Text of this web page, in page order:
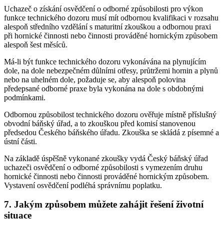
Uchazeč o získání osvědčení o odborné způsobilosti pro výkon
funkce technického dozoru musí mít odbornou kvalifikaci v rozsahu
alespoň středního vzdělání s maturitní zkouškou a odbornou praxi
při hornické činnosti nebo činnosti prováděné hornickým způsobem
alespoň šest měsíců.
Má-li být funkce technického dozoru vykonávána na plynujícím
dole, na dole nebezpečném důlními otřesy, průtržemi hornin a plynů
nebo na uhelném dole, požaduje se, aby alespoň polovina
předepsané odborné praxe byla vykonána na dole s obdobnými
podmínkami.
Odbornou způsobilost technického dozoru ověřuje místně příslušný
obvodní báňský úřad, a to zkouškou před komisí stanovenou
předsedou Českého báňského úřadu. Zkouška se skládá z písemné a
ústní části.
Na základě úspěšně vykonané zkoušky vydá Český báňský úřad
uchazeči osvědčení o odborné způsobilosti s vymezením druhu
hornické činnosti nebo činnosti prováděné hornickým způsobem.
Vystavení osvědčení podléhá správnímu poplatku.
7. Jakým způsobem můžete zahájit řešení životní
situace